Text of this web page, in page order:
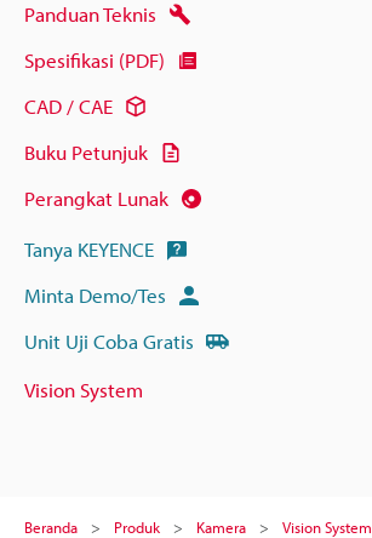
Panduan Teknis
Spesifikasi (PDF)
CAD / CAE
Buku Petunjuk
Perangkat Lunak
Tanya KEYENCE
Minta Demo/Tes
Unit Uji Coba Gratis
Vision System
Beranda Produk Kamera Vision System